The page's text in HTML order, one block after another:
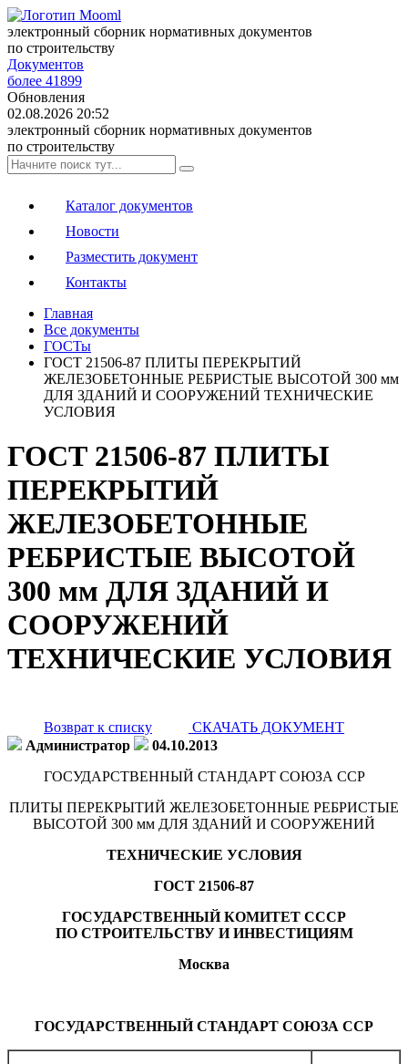
электронный сборник нормативных документов
по строительству
Документов
более 41899
Обновления
02.08.2026 20:52
электронный сборник нормативных документов
по строительству
Каталог документов
Новости
Разместить документ
Контакты
Главная
Все документы
ГОСТы
ГОСТ 21506-87 ПЛИТЫ ПЕРЕКРЫТИЙ
ЖЕЛЕЗОБЕТОННЫЕ РЕБРИСТЫЕ ВЫСОТОЙ 300 мм
ДЛЯ ЗДАНИЙ И СООРУЖЕНИЙ ТЕХНИЧЕСКИЕ
УСЛОВИЯ
ГОСТ 21506-87 ПЛИТЫ
ПЕРЕКРЫТИЙ
ЖЕЛЕЗОБЕТОННЫЕ
РЕБРИСТЫЕ ВЫСОТОЙ
300 мм ДЛЯ ЗДАНИЙ И
СООРУЖЕНИЙ
ТЕХНИЧЕСКИЕ УСЛОВИЯ
Возврат к списку
СКАЧАТЬ ДОКУМЕНТ
Администратор
04.10.2013
ГОСУДАРСТВЕННЫЙ СТАНДАРТ СОЮЗА ССР
ПЛИТЫ ПЕРЕКРЫТИЙ ЖЕЛЕЗОБЕТОННЫЕ РЕБРИСТЫЕ
ВЫСОТОЙ 300 мм ДЛЯ ЗДАНИЙ И СООРУЖЕНИЙ
ТЕХНИЧЕСКИЕ УСЛОВИЯ
ГОСТ 21506-87
ГОСУДАРСТВЕННЫЙ КОМИТЕТ СССР
ПО СТРОИТЕЛЬСТВУ И ИНВЕСТИЦИЯМ
Москва
ГОСУДАРСТВЕННЫЙ СТАНДАРТ СОЮЗА ССР